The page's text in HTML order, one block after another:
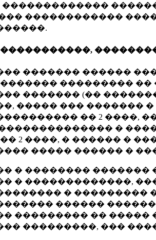
�������������
������������
������� ������
���������
������� (��
����� ��� �������
�� 2 ����,
�
2 ����, � ������ �
����� ������ �
� �������� �������
� �������������,
� ���������
������
��������� ��
���������, ���